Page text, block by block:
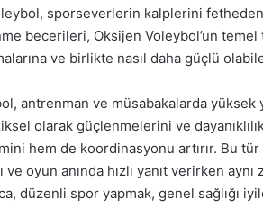
sporseverlerin kalplerini
becerileri, Oksijen Voleybol’un temel
ve birlikte nasıl daha güçlü
antrenman ve müsabakalarda
olarak güçlenmelerini ve
hem de koordinasyonu artırır. Bu
ve oyun anında hızlı yanıt verirken
düzenli spor yapmak, genel sağlığı